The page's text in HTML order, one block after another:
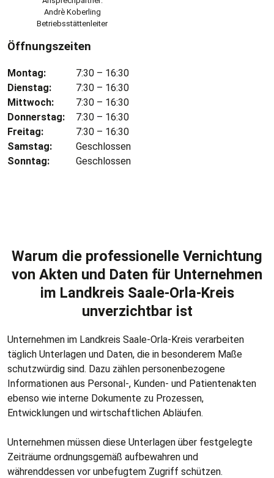
Andrè Koberling
Betriebsstättenleiter
Öffnungszeiten
Montag:
7:30 – 16:30
Dienstag:
7:30 – 16:30
Mittwoch:
7:30 – 16:30
Donnerstag:
7:30 – 16:30
Freitag:
7:30 – 16:30
Samstag:
Geschlossen
Sonntag:
Geschlossen
Warum die professionelle Vernichtung
von Akten und Daten für Unternehmen
im Landkreis Saale-Orla-Kreis
unverzichtbar ist
Unternehmen im Landkreis Saale-Orla-Kreis verarbeiten
täglich Unterlagen und Daten, die in besonderem Maße
schutzwürdig sind. Dazu zählen personenbezogene
Informationen aus Personal-, Kunden- und Patientenakten
ebenso wie interne Dokumente zu Prozessen,
Entwicklungen und wirtschaftlichen Abläufen.
Unternehmen müssen diese Unterlagen über festgelegte
Zeiträume ordnungsgemäß aufbewahren und
währenddessen vor unbefugtem Zugriff schützen.